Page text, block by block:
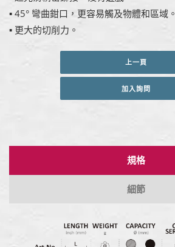
▪ 45° 彎曲鉗口，更容易觸及物體和區域。
▪ 更大的切削力。
上一頁
加入詢問
規格
細節